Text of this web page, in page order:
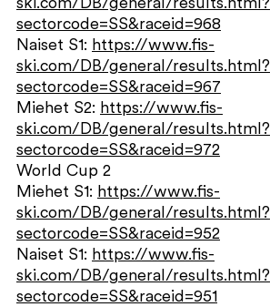
ski.com/DB/general/results.html?
sectorcode=SS&raceid=968
Naiset S1: https://www.fis-
ski.com/DB/general/results.html?
sectorcode=SS&raceid=967
Miehet S2: https://www.fis-
ski.com/DB/general/results.html?
sectorcode=SS&raceid=972
World Cup 2
Miehet S1: https://www.fis-
ski.com/DB/general/results.html?
sectorcode=SS&raceid=952
Naiset S1: https://www.fis-
ski.com/DB/general/results.html?
sectorcode=SS&raceid=951